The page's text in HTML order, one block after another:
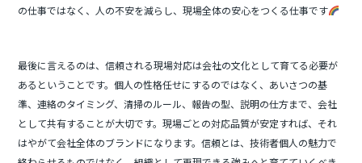
の仕事ではなく、人の不安を減らし、現場全体の安心をつくる仕事です
最後に言えるのは、信頼される現場対応は会社の文化として育てる必要が
あるということです。個人の性格任せにするのではなく、あいさつの基
準、連絡のタイミング、清掃のルール、報告の型、説明の仕方まで、会社
として共有することが大切です。現場ごとの対応品質が安定すれば、それ
はやがて会社全体のブランドになります。信頼とは、技術者個人の魅力で